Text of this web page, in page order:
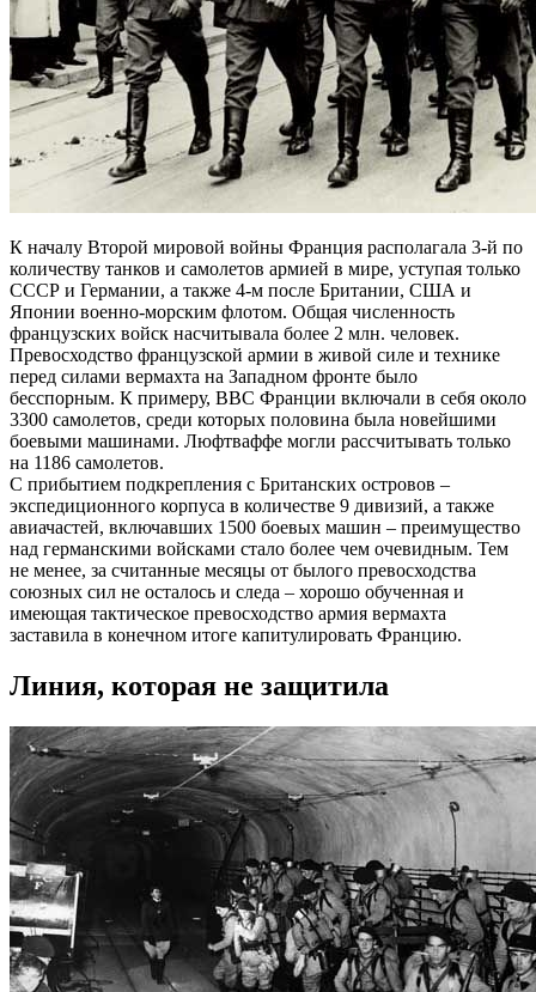
К началу Второй мировой войны Франция располагала 3-й по
количеству танков и самолетов армией в мире, уступая только
СССР и Германии, а также 4-м после Британии, США и
Японии военно-морским флотом. Общая численность
французских войск насчитывала более 2 млн. человек.
Превосходство французской армии в живой силе и технике
перед силами вермахта на Западном фронте было
бесспорным. К примеру, ВВС Франции включали в себя около
3300 самолетов, среди которых половина была новейшими
боевыми машинами. Люфтваффе могли рассчитывать только
на 1186 самолетов.
С прибытием подкрепления с Британских островов –
экспедиционного корпуса в количестве 9 дивизий, а также
авиачастей, включавших 1500 боевых машин – преимущество
над германскими войсками стало более чем очевидным. Тем
не менее, за считанные месяцы от былого превосходства
союзных сил не осталось и следа – хорошо обученная и
имеющая тактическое превосходство армия вермахта
заставила в конечном итоге капитулировать Францию.
Линия, которая не защитила